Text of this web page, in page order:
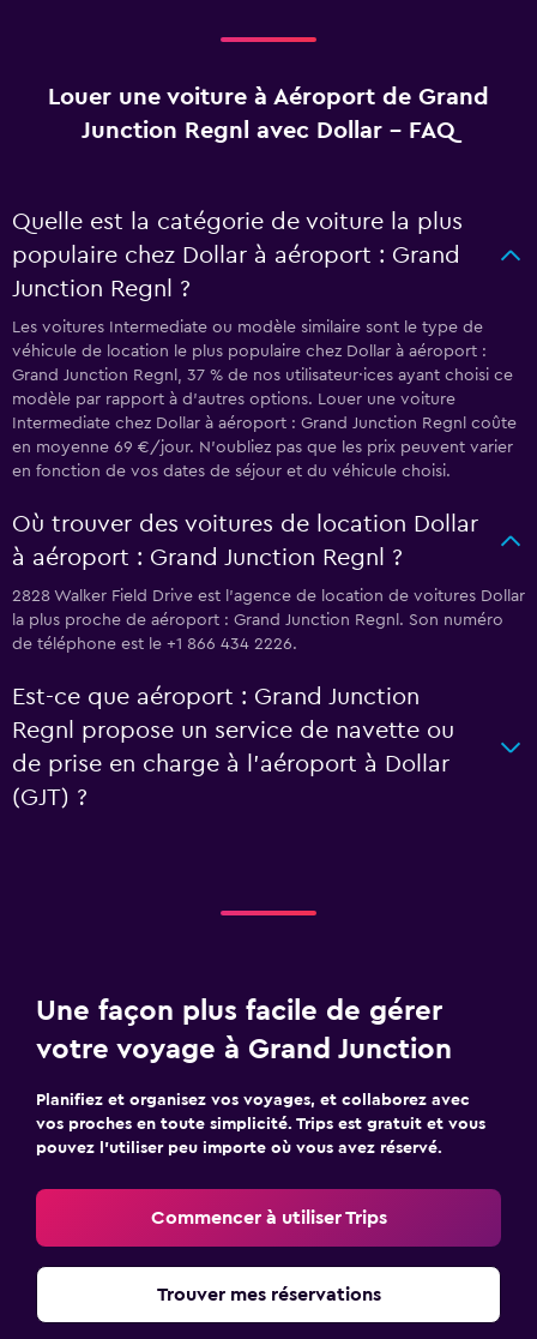
Louer une voiture à Aéroport de Grand
Junction Regnl avec Dollar - FAQ
Quelle est la catégorie de voiture la plus
populaire chez Dollar à aéroport : Grand
Junction Regnl ?
Les voitures Intermediate ou modèle similaire sont le type de
véhicule de location le plus populaire chez Dollar à aéroport :
Grand Junction Regnl, 37 % de nos utilisateur·ices ayant choisi ce
modèle par rapport à d’autres options. Louer une voiture
Intermediate chez Dollar à aéroport : Grand Junction Regnl coûte
en moyenne 69 €/jour. N'oubliez pas que les prix peuvent varier
en fonction de vos dates de séjour et du véhicule choisi.
Où trouver des voitures de location Dollar
à aéroport : Grand Junction Regnl ?
2828 Walker Field Drive est l'agence de location de voitures Dollar
la plus proche de aéroport : Grand Junction Regnl. Son numéro
de téléphone est le +1 866 434 2226.
Est-ce que aéroport : Grand Junction
Regnl propose un service de navette ou
de prise en charge à l’aéroport à Dollar
(GJT) ?
Une façon plus facile de gérer
votre voyage à Grand Junction
Planifiez et organisez vos voyages, et collaborez avec
vos proches en toute simplicité. Trips est gratuit et vous
pouvez l’utiliser peu importe où vous avez réservé.
Commencer à utiliser Trips
Trouver mes réservations